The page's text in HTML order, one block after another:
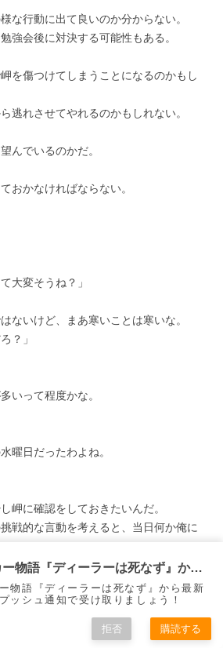
な行動に出て良いのか分からない。
強会後に対決する可能性もある。
を傷つけてしまうことになるのかもし
逃れさせてやれるのかもしれない。
んでいるのかだ。
おかなければならない。
大変そうね？」
ないけど、まあ寒いことは寒いな。
？」
いって程度かな。
曜日だったわよね。
岬に確認をしておきたいんだ。
戦的な言動を考えると、当日何か俺に
論破しようとするだろうし、その後で
でくるかもしれない。
かすつもりで臨んでくると思う。
バンカー物語『ディーラーは死なず』から通知を受け取る
物語『ディーラーは死なず』から最新
ッシュ通知で受け取りましょう！
拒否 購読する